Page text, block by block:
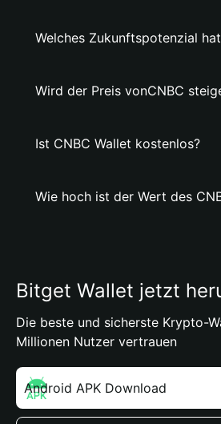
Welches Zukunftspotenzial
Wird der Preis vonCNBC
Ist CNBC Wallet kostenlos?
Wie hoch ist der Wert des
Bitget Wallet jetzt
Die beste und sicherste Krypto-
Millionen Nutzer vertrauen
Android APK Download